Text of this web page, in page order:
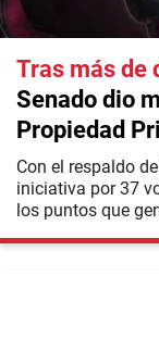
Tras más de
Senado dio
Propiedad
Con el respaldo
iniciativa por 37
los puntos que